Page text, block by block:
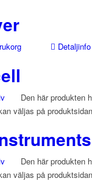
Detaljinfo
Den här produkten
väljas på produktsidan
Den här produkten
väljas på produktsidan